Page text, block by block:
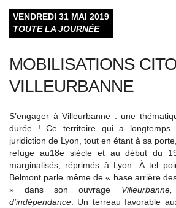
VENDREDI 31 MAI 2019
TOUTE LA JOURNÉE
MOBILISATIONS
VILLEURBANNE
S’engager à Villeurbanne : une
durée ! Ce territoire qui a
juridiction de Lyon, tout en étant à sa
refuge au18e siècle et au début du
marginalisés, réprimés à Lyon. À tel
Belmont parle même de « base arrière
» dans son ouvrage
d’indépendance . Un terreau favorable